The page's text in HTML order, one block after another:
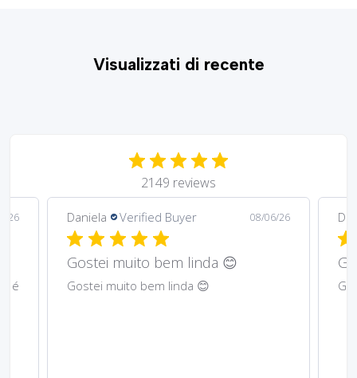
Visualizzati di recente
2149 reviews
26 Daniela Verified Buyer 08/06/26
Gostei muito bem lindos 😊
Gostei muito bem lindos 😊